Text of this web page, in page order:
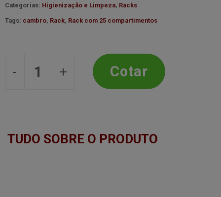
Categorias: Higienização e Limpeza, Racks
Tags: cambro, Rack, Rack com 25 compartimentos
Rack 25 Compartimentos h9x8,7cm
Cotar
TUDO SOBRE O PRODUTO